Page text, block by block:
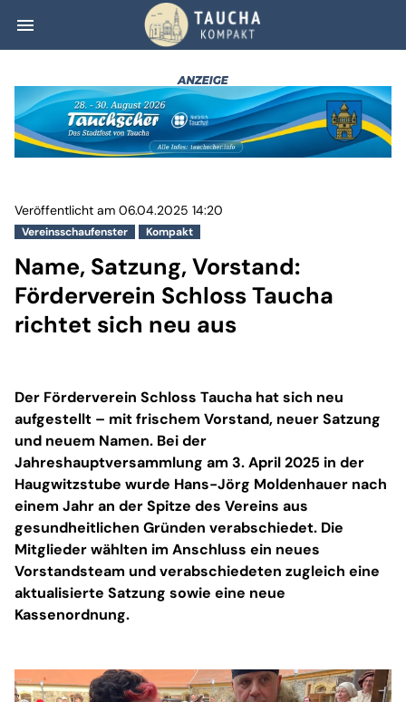
menu Name, Satzung,
Vereinsschaufenster Kompakt
Veröffentlicht am 06.04.2025 14:20
Name, Satzung, Vorstand:
Förderverein Schloss Taucha
richtet sich neu aus
Der Förderverein Schloss Taucha hat sich neu
aufgestellt – mit frischem Vorstand, neuer Satzung
und neuem Namen. Bei der
Jahreshauptversammlung am 3. April 2025 in der
Haugwitzstube wurde Hans-Jörg Moldenhauer nach
einem Jahr an der Spitze des Vereins aus
gesundheitlichen Gründen verabschiedet. Die
Mitglieder wählten im Anschluss ein neues
Vorstandsteam und verabschiedeten zugleich eine
aktualisierte Satzung sowie eine neue
Kassenordnung.